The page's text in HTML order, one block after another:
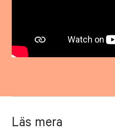
Läs mera